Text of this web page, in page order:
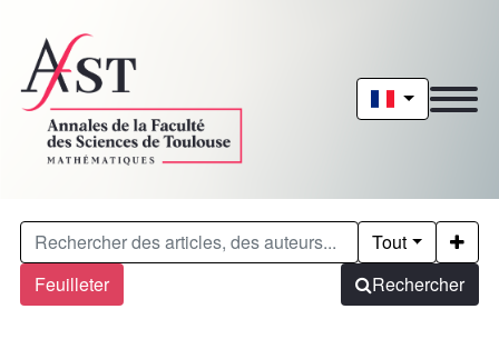
Feuilleter
Tout
Rechercher